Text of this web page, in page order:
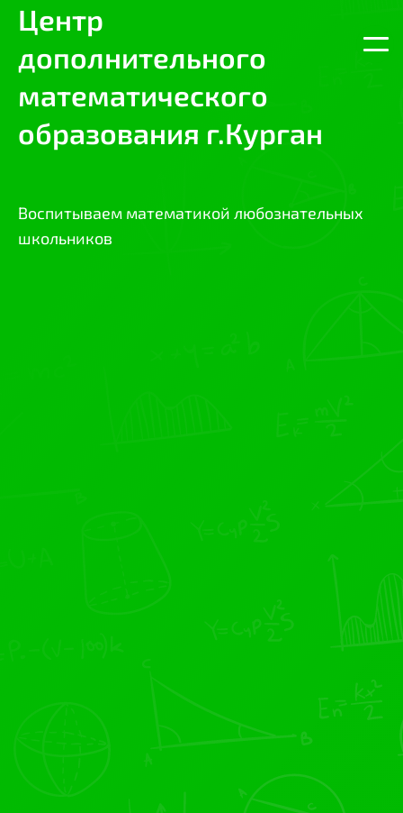
Центр
дополнительного
математического
образования г.Курган
Воспитываем математикой любознательных
школьников